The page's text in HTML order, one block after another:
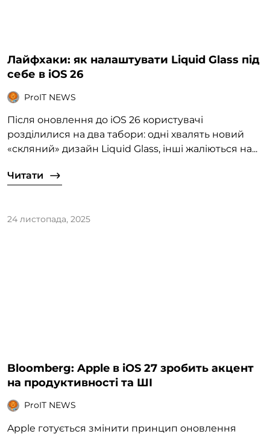
Лайфхаки: як налаштувати Liquid Glass під
себе в iOS 26
ProIT NEWS
Після оновлення до iOS 26 користувачі
розділилися на два табори: одні хвалять новий
«скляний» дизайн Liquid Glass, інші жаліються на...
Читати
24 листопада, 2025
Bloomberg: Apple в iOS 27 зробить акцент
на продуктивності та ШІ
ProIT NEWS
Apple готується змінити принцип оновлення